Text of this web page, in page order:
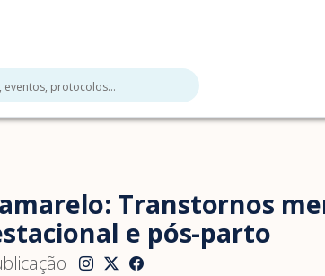
Transtornos
e pós-parto